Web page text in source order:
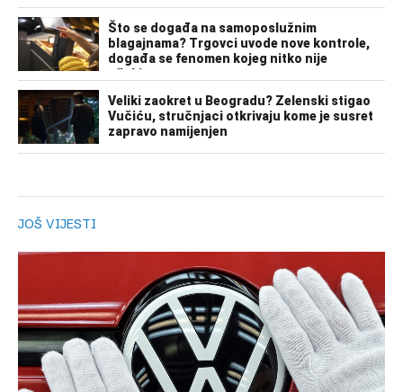
JOŠ VIJESTI